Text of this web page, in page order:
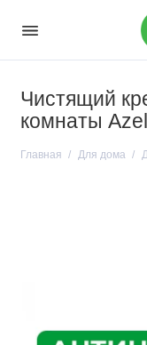
Чистящий
комнаты
Главная Для дома